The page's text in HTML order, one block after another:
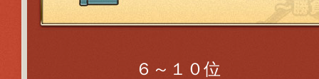
６～１０位